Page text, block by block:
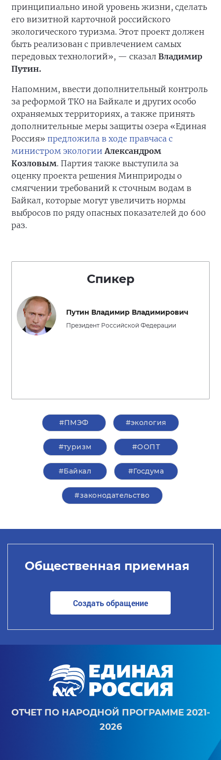
принципиально иной уровень жизни, сделать
его визитной карточной российского
экологического туризма. Этот проект должен
быть реализован с привлечением самых
передовых технологий», — сказал Владимир
Путин.
Напомним, ввести дополнительный контроль
за реформой ТКО на Байкале и других особо
охраняемых территориях, а также принять
дополнительные меры защиты озера «Единая
Россия» предложила в ходе правчаса с
министром экологии Александром
Козловым. Партия также выступила за
оценку проекта решения Минприроды о
смягчении требований к сточным водам в
Байкал, которые могут увеличить нормы
выбросов по ряду опасных показателей до 600
раз.
Спикер
Путин Владимир Владимирович
Президент Российской Федерации
#ПМЭФ #экология
#туризм #ООПТ
#Байкал #Госдума
#законодательство
Общественная приемная
Создать обращение
ОТЧЕТ ПО НАРОДНОЙ ПРОГРАММЕ 2021-
2026